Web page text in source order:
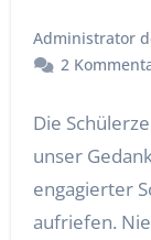
Administrator
2
Die
unser
engagierter
aufriefen.